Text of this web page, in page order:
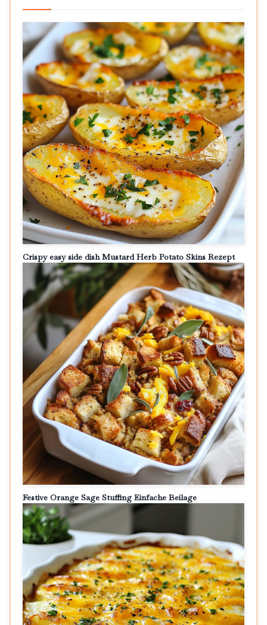
Crispy easy side dish Mustard Herb Potato Skins Rezept
Festive Orange Sage Stuffing Einfache Beilage